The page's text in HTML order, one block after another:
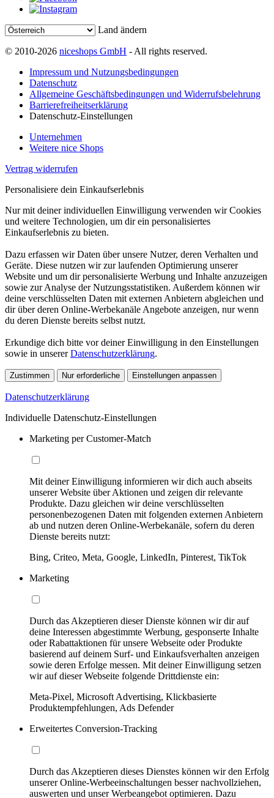
Land ändern
© 2010-2026 niceshops GmbH - All rights reserved.
Impressum und Nutzungsbedingungen
Datenschutz
Allgemeine Geschäftsbedingungen und Widerrufsbelehrung
Barrierefreiheitserklärung
Datenschutz-Einstellungen
Unternehmen
Weitere nice Shops
Vertrag widerrufen
Personalisiere dein Einkaufserlebnis
Nur mit deiner individuellen Einwilligung verwenden wir Cookies
und weitere Technologien, um dir ein personalisiertes
Einkaufserlebnis zu bieten.
Dazu erfassen wir Daten über unsere Nutzer, deren Verhalten und
Geräte. Diese nutzen wir zur laufenden Optimierung unserer
Website und um dir personalisierte Werbung und Inhalte anzuzeigen
sowie zur Analyse der Nutzungsstatistiken. Außerdem können wir
deine verschlüsselten Daten mit externen Anbietern abgleichen und
dir über deren Online-Werbekanäle Angebote anzeigen, nur wenn
du deren Dienste bereits selbst nutzt.
Erkundige dich bitte vor deiner Einwilligung in den Einstellungen
sowie in unsererDatenschutzerklärung.
Zustimmen Nur erforderliche Einstellungen anpassen
Datenschutzerklärung
Individuelle Datenschutz-Einstellungen
Marketing per Customer-Match
Mit deiner Einwilligung informieren wir dich auch abseits
unserer Website über Aktionen und zeigen dir relevante
Produkte. Dazu gleichen wir deine verschlüsselten
personenbezogenen Daten mit folgenden externen Anbietern
ab und nutzen deren Online-Werbekanäle, sofern du deren
Dienste bereits nutzt:
Bing, Criteo, Meta, Google, LinkedIn, Pinterest, TikTok
Marketing
Durch das Akzeptieren dieser Dienste können wir dir auf
deine Interessen abgestimmte Werbung, gesponserte Inhalte
oder Rabattaktionen für unsere Webseite oder Produkte
basierend auf deinem Surf- und Einkaufsverhalten anzeigen
sowie deren Erfolge messen. Mit deiner Einwilligung setzen
wir auf dieser Webseite folgende Drittdienste ein:
Meta-Pixel, Microsoft Advertising, Klickbasierte
Produktempfehlungen, Ads Defender
Erweitertes Conversion-Tracking
Durch das Akzeptieren dieses Dienstes können wir den Erfolg
unserer Online-Werbeeinschaltungen besser nachvollziehen,
auswerten und unser Werbeangebot optimieren. Dazu